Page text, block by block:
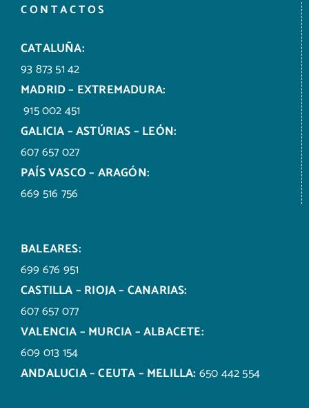
CONTACTOS
CATALUÑA:
93 873 51 42
MADRID – EXTREMADURA:
915 002 451
GALICIA – ASTÚRIAS – LEÓN:
607 657 027
PAÍS VASCO – ARAGÓN:
669 516 756
BALEARES:
699 676 951
CASTILLA – RIOJA – CANARIAS:
607 657 077
VALENCIA – MURCIA – ALBACETE:
609 013 154
ANDALUCIA – CEUTA – MELILLA: 650 442 554